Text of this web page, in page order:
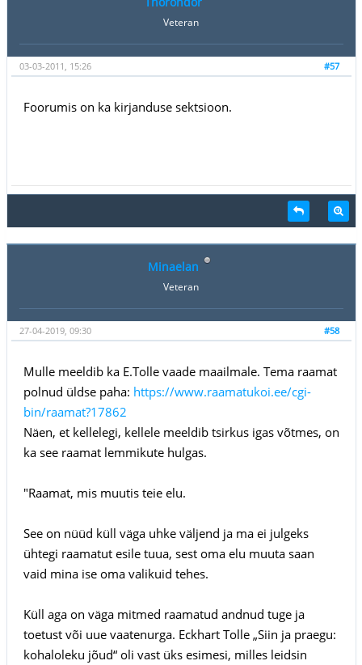
Veteran
#57
03-03-2011, 15:26
Foorumis on ka kirjanduse sektsioon.
Minaelan
Veteran
#58
27-04-2019, 09:30
Mulle meeldib ka E.Tolle vaade maailmale. Tema raamat
polnud üldse paha: https://www.raamatukoi.ee/cgi-
bin/raamat?17862
Näen, et kellelegi, kellele meeldib tsirkus igas võtmes, on
ka see raamat lemmikute hulgas.
"Raamat, mis muutis teie elu.
See on nüüd küll väga uhke väljend ja ma ei julgeks
ühtegi raamatut esile tuua, sest oma elu muuta saan
vaid mina ise oma valikuid tehes.
Küll aga on väga mitmed raamatud andnud tuge ja
toetust või uue vaatenurga. Eckhart Tolle „Siin ja praegu:
kohaloleku jõud“ oli vast üks esimesi, milles leidsin